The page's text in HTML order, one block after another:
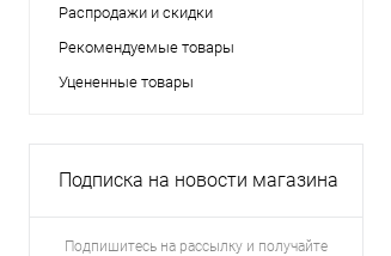
Распродажи и скидки
Рекомендуемые товары
Уцененные товары
Подписка на новости магазина
Подпишитесь на рассылку и получайте